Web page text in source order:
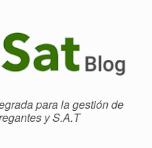
para la gestión de
y S.A.T